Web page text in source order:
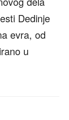
Dedinje
evra, od
u